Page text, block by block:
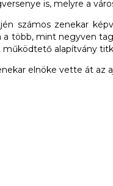
is, melyre a
számos zenekar
több, mint negyven
alapítvány
elnöke vette át